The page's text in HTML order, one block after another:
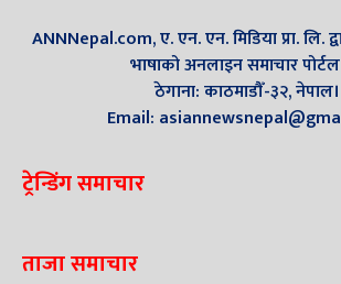
ANNNepal.com, ए. एन. एन. मिडिया प्रा. लि.
भाषाको अनलाइन समाचार पोर्टल
ठेगाना: काठमाडौँ-३२, नेपाल।
Email:
ट्रेन्डिंग समाचार
ताजा समाचार